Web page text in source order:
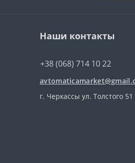
Наши контакты
+38 (068) 714 10 22
г. Черкассы ул. Толстого 51